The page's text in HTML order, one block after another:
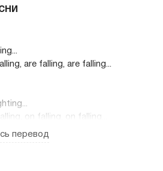
are falling, are falling...
on falling, on falling...
перевод